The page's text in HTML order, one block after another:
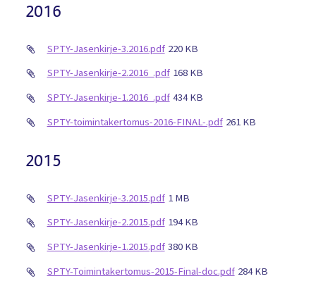
2016
SPTY-Jasenkirje-3.2016.pdf 220 KB
SPTY-Jasenkirje-2.2016_.pdf 168 KB
SPTY-Jasenkirje-1.2016_.pdf 434 KB
SPTY-toimintakertomus-2016-FINAL-.pdf 261 KB
2015
SPTY-Jasenkirje-3.2015.pdf 1 MB
SPTY-Jasenkirje-2.2015.pdf 194 KB
SPTY-Jasenkirje-1.2015.pdf 380 KB
SPTY-Toimintakertomus-2015-Final-doc.pdf 284 KB